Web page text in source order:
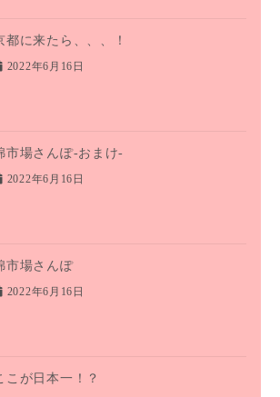
都に来たら、、、！
2022年6月16日
市場さんぽ-おまけ-
2022年6月16日
市場さんぽ
2022年6月16日
こが日本一！？